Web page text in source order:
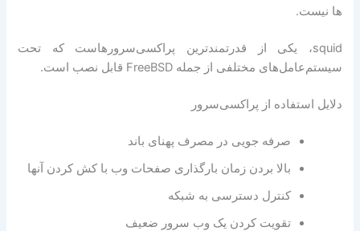
ها نیست.
squid، یکی از قدرتمندترین پراکسی‌سرورهاست که تحت
سیستم‌عامل‌های مختلفی از جمله FreeBSD قابل نصب است.
دلایل استفاده از پراکسی‌سرور
صرفه جویی در مصرف پهنای باند
بالا بردن زمان بارگذاری صفحات وب با کش کردن آنها
کنترل دسترسی به شبکه
تقویت کردن یک وب سرور ضعیف